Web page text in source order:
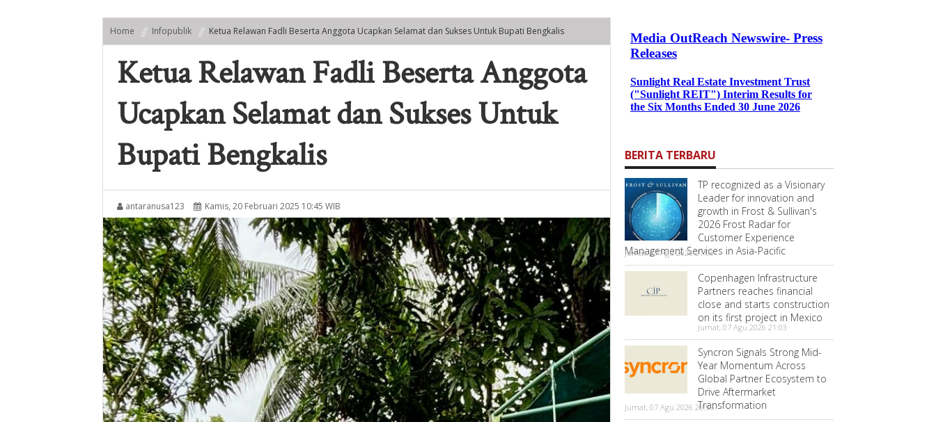
Home Infopublik Ketua Relawan Fadli Beserta Anggota Ucapkan Selamat dan Sukses Untuk Bupati Bengkalis
Ketua Relawan Fadli Beserta Anggota
Ucapkan Selamat dan Sukses Untuk
Bupati Bengkalis
antaranusa123 Kamis, 20 Februari 2025 10:45 WIB
BERITA TERBARU
TP recognized as a Visionary
Leader for innovation and
growth in Frost & Sullivan's
2026 Frost Radar for
Customer Experience
Management Services in Asia-Pacific
Jumat, 07 Agu 2026 21:08
Copenhagen Infrastructure
Partners reaches financial
close and starts construction
on its first project in Mexico
Jumat, 07 Agu 2026 21:03
Syncron Signals Strong Mid-
Year Momentum Across
Global Partner Ecosystem to
Drive Aftermarket
Transformation
Jumat, 07 Agu 2026 20:55